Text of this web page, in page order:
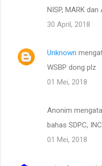
NISP, MARK dan
30 April, 2018
Unknown
WSBP dong plz
01 Mei, 2018
Anonim
bahas SDPC,
01 Mei, 2018